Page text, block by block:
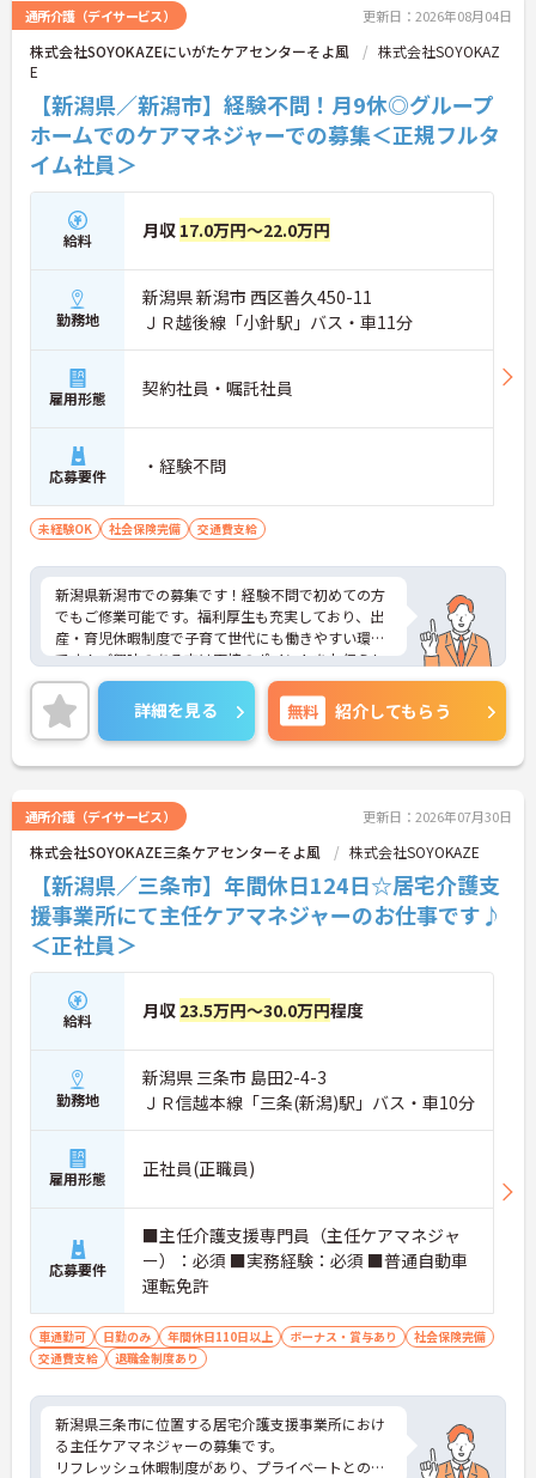
通所介護（デイサービス） 更新日：2026年08月04日
株式会社SOYOKAZEにいがたケアセンターそよ風
株式会社SOYOKAZ
E
【新潟県／新潟市】経験不問！月9休◎グループ
ホームでのケアマネジャーでの募集＜正規フルタ
イム社員＞
給料 月収 17.0万円～22.0万円
勤務地
新潟県 新潟市 西区善久450-11
ＪＲ越後線「小針駅」バス・車11分
雇用形態 契約社員・嘱託社員
応募要件 ・経験不問
未経験OK 社会保険完備 交通費支給
新潟県新潟市での募集です！経験不問で初めての方
でもご修業可能です。福利厚生も充実しており、出
産・育児休暇制度で子育て世代にも働きやすい環境
です！ご興味のある方は面接のポイントをお伝えし
ますのでお気軽にお問い合わせください。
詳細を見る 無料 紹介してもらう
通所介護（デイサービス） 更新日：2026年07月30日
株式会社SOYOKAZE三条ケアセンターそよ風 株式会社SOYOKAZE
【新潟県／三条市】年間休日124日☆居宅介護支
援事業所にて主任ケアマネジャーのお仕事です♪
＜正社員＞
給料 月収 23.5万円～30.0万円程度
勤務地
新潟県 三条市 島田2-4-3
ＪＲ信越本線「三条(新潟)駅」バス・車10分
雇用形態 正社員(正職員)
応募要件
■主任介護支援専門員（主任ケアマネジャ
ー）：必須 ■実務経験：必須 ■普通自動車
運転免許
車通勤可 日勤のみ 年間休日110日以上 ボーナス・賞与あり
社会保険完備
交通費支給
退職金制度あり
新潟県三条市に位置する居宅介護支援事業所におけ
る主任ケアマネジャーの募集です。
リフレッシュ休暇制度があり、プライベートとのメ